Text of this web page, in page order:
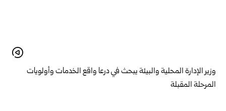
وزير الإدارة المحلية والبيئة يبحث في درعا واقع الخدمات وأولويات
المرحلة المقبلة